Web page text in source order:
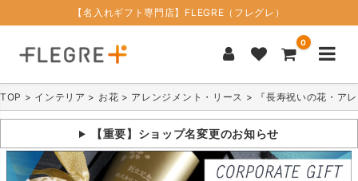
【名入れギフト専門店】FLEGRE（フレグレ）
0
TOP インテリア お花 アレンジメント・リース 『長寿祝いの花・ア
【重要】ショップ名変更のお知らせ